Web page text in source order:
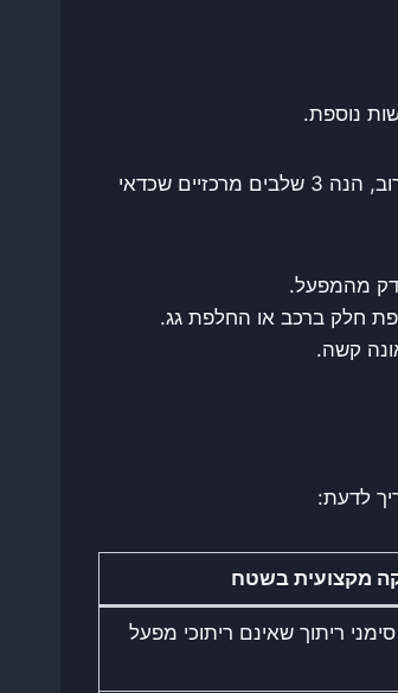
נוספת.
סוחר רכב מזהה את נקודות הכשל הללו במהירות, והן מובילות לפסילה מיידית של העסקה. בשלמה ביל אנחנו מכירים את הנושא מקרוב, הנה 3 שלבים מרכזיים שכדאי
דק מהמפעל.
חלק ברכב או החלפת גג.
קשה.
לדעת:
מקצועית בשטח
ריתוך שאינם ריתוכי מפעל